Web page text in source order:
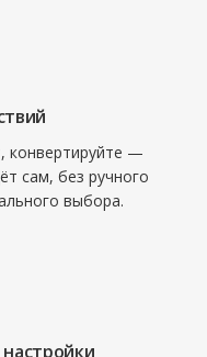
конвертируйте —
сам, без ручного
выбора.